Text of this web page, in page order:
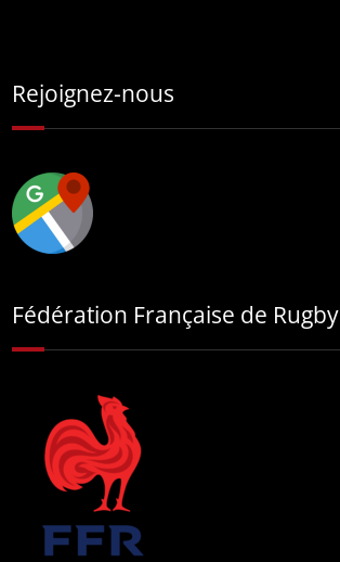
Rejoignez-nous
Fédération Française de Rugby